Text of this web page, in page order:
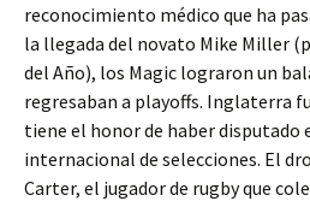
reconocimiento médico que ha
la llegada del novato Mike Miller
del Año), los Magic lograron un
regresaban a playoffs. Inglaterra
tiene el honor de haber
internacional de selecciones. El
Carter, el jugador de rugby que